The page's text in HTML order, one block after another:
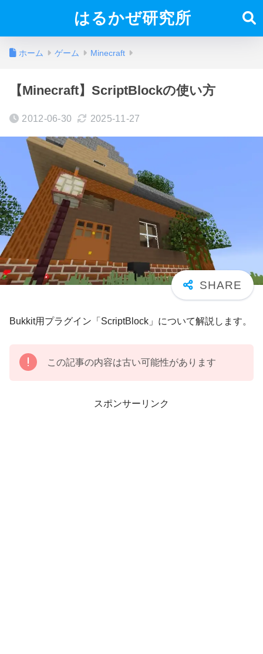
はるかぜ研究所
ホーム ゲーム Minecraft
【Minecraft】ScriptBlockの使い方
2012-06-30 2025-11-27
Bukkit用プラグイン「ScriptBlock」について解説します。
この記事の内容は古い可能性があります
スポンサーリンク